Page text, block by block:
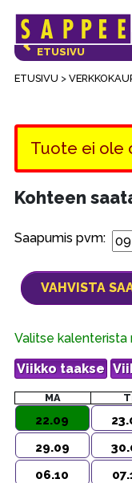
ETUSIVU >
VERKKOKAUPAN
ETUSIVU
Tuote ei ole
Kohteen
Saapumis pvm:
Valitse
MA
22.09
29.09
06.10